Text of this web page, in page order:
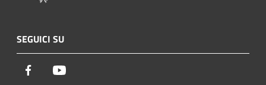
SEGUICI SU
Facebook